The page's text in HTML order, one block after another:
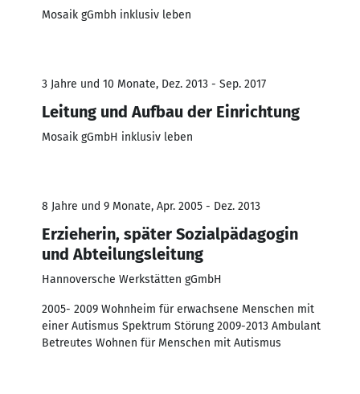
Mosaik gGmbh inklusiv leben
3 Jahre und 10 Monate, Dez. 2013 - Sep. 2017
Leitung und Aufbau der Einrichtung
Mosaik gGmbH inklusiv leben
8 Jahre und 9 Monate, Apr. 2005 - Dez. 2013
Erzieherin, später Sozialpädagogin
und Abteilungsleitung
Hannoversche Werkstätten gGmbH
2005- 2009 Wohnheim für erwachsene Menschen mit
einer Autismus Spektrum Störung 2009-2013 Ambulant
Betreutes Wohnen für Menschen mit Autismus